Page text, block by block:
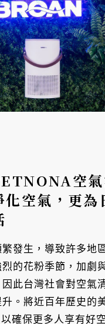
空
化空氣，更為
發生，導致許多地
的花粉季節，加劇
此台灣社會對空氣
。將近百年歷史的
確保更多人享有好